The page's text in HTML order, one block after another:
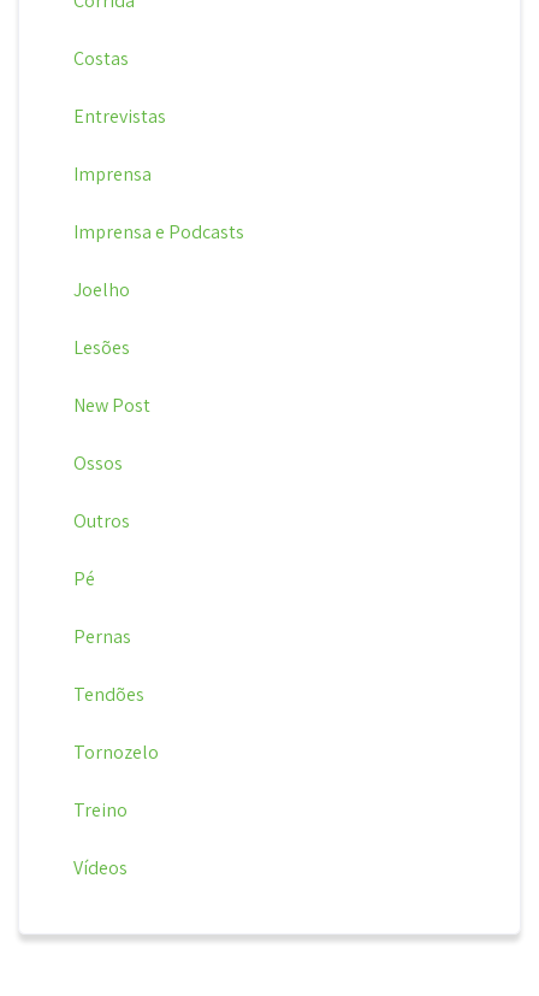
Costas
Entrevistas
Imprensa
Imprensa e Podcasts
Joelho
Lesões
New Post
Ossos
Outros
Pé
Pernas
Tendões
Tornozelo
Treino
Vídeos